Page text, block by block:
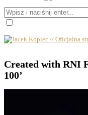
Created with RNI
100’